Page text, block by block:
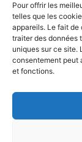
Pour offrir les
telles que les
appareils. Le fait
traiter des données
uniques sur ce site.
consentement peut
et fonctions.